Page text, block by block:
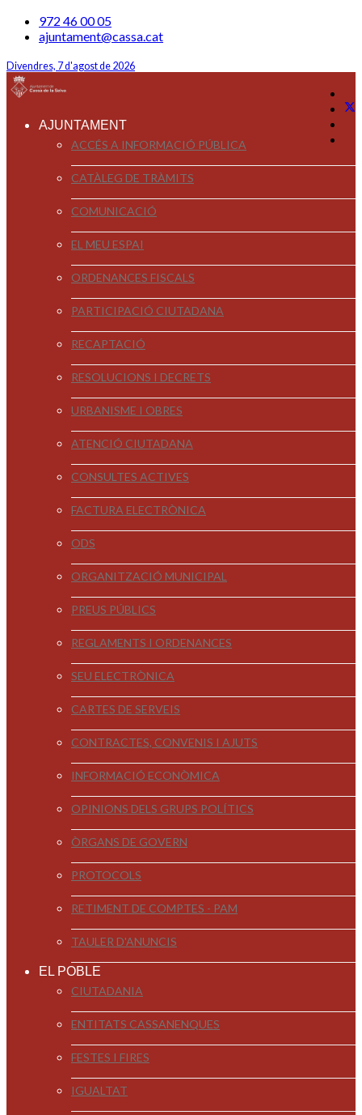
972 46 00 05
ajuntament@cassa.cat
Divendres, 7 d'agost de 2026
AJUNTAMENT
ACCÉS A INFORMACIÓ PÚBLICA
CATÀLEG DE TRÀMITS
COMUNICACIÓ
EL MEU ESPAI
ORDENANCES FISCALS
PARTICIPACIÓ CIUTADANA
RECAPTACIÓ
RESOLUCIONS I DECRETS
URBANISME I OBRES
ATENCIÓ CIUTADANA
CONSULTES ACTIVES
FACTURA ELECTRÒNICA
ODS
ORGANITZACIÓ MUNICIPAL
PREUS PÚBLICS
REGLAMENTS I ORDENANCES
SEU ELECTRÒNICA
CARTES DE SERVEIS
CONTRACTES, CONVENIS I AJUTS
INFORMACIÓ ECONÒMICA
OPINIONS DELS GRUPS POLÍTICS
ÒRGANS DE GOVERN
PROTOCOLS
RETIMENT DE COMPTES - PAM
TAULER D'ANUNCIS
EL POBLE
CIUTADANIA
ENTITATS CASSANENQUES
FESTES I FIRES
IGUALTAT